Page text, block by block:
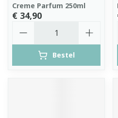
Creme Parfum 250ml
€ 34,90
Bestel